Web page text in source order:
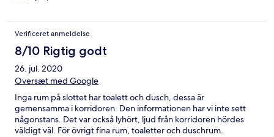
på slott till det priset vi gav!! Återkommer inte!
Verificeret anmeldelse
8/10 Rigtig godt
26. jul. 2020
Oversæt med Google
Inga rum på slottet har toalett och dusch, dessa är
gemensamma i korridoren. Den informationen har vi inte sett
någonstans. Det var också lyhört, ljud från korridoren hördes
väldigt väl. För övrigt fina rum, toaletter och duschrum.